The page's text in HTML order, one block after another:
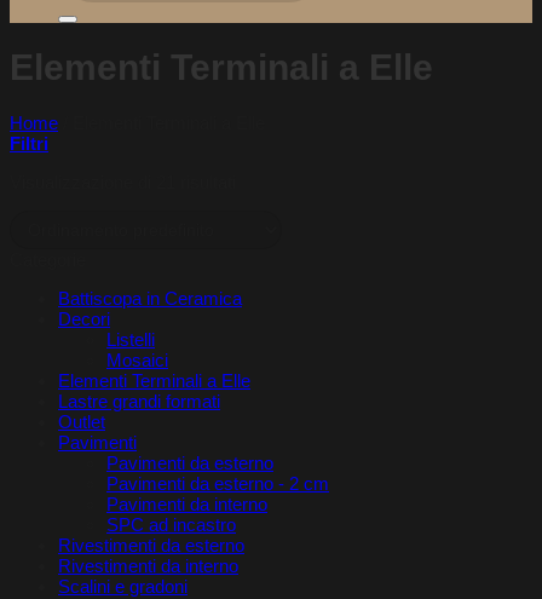
Elementi Terminali a Elle
Home
Filtri
Battiscopa in Ceramica
Decori
Listelli
Mosaici
Elementi Terminali a Elle
Lastre grandi formati
Outlet
Pavimenti
Pavimenti da esterno
Pavimenti da esterno - 2 cm
Pavimenti da interno
SPC ad incastro
Rivestimenti da esterno
Rivestimenti da interno
Scalini e gradoni